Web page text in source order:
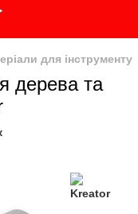
для інструменту
дерева та